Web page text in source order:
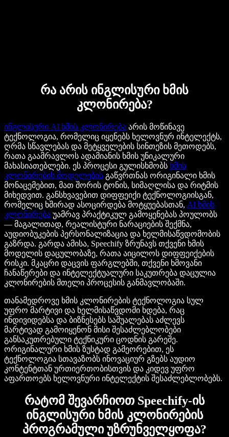
რა არის ინგლისური ხმის
კლონირება?
ინგლისური AI ხმის კლონირება არის მოწინავე
ტექნოლოგია, რომელიც იყენებს ხელოვნურ ინტელექტს,
ღრმა სწავლებას და მეტყველების სინთეზის მეთოდებს,
რათა გაამრავლოს ადამიანის ხმის უნიკალური
მახასიათებლები. ეს პროცესი გულისხმობს ხმის
კლონირების მოდელების გაწვრთნას ორიგინალი ხმის
მონაცემებით, მათ შორის ტონის, სიმაღლისა და რიტმის
მიხედვით. განსხვავებით დიფფეიქი ტექნოლოგიისგან,
რომელიც ხშირად ასოცირდება მოტყუებასთან, AI ხმის
კლონირება უამრავ პრაქტიკულ გამოყენებას პოულობს
— მაგალითად, რეალისტური ნარაციების შექმნა,
აუდიობუკების პერსონალიზაცია და ხელმისაწვდომობის
გაზრდა. გარდა ამისა, Speechify ზრუნავს თქვენი ხმის
მოდელის დაცულობაზე, რათა აიცილოს დიფფეიქების
რისკი. მკაცრი დაცვის ფარგლებში, თქვენი ხმოვანი
ჩანაწერები და ინტელექტუალური საკუთრება დაცულია
კლონირების მთელი პროცესის განმავლობაში.
თანამედროვე ხმის კლონირების ტექნოლოგია სულ
უფრო მარტივი და ხელმისაწვდომი ხდება, რაც
ინდივიდებსა და ბიზნესებს საშუალებას აძლევს
მარტივად გამოიყენონ მისი შესაძლებლობები
განსაკუთრებული ტექნიკური ცოდნის გარეშე.
ორიგინალური ხმის ზუსტად გამეორებით, ეს
ტექნოლოგია სთავაზობს ინოვაციურ გზებს აუდიო
კონტენტთან ურთიერთობისთვის და კიდევ უფრო
აფართოებს ხელოვნური ინტელექტის შესაძლებლობებს.
რატომ შევარჩიოთ Speechify-ის
ინგლისური ხმის კლონირების
პროგრამული უზრუნველყოფა?